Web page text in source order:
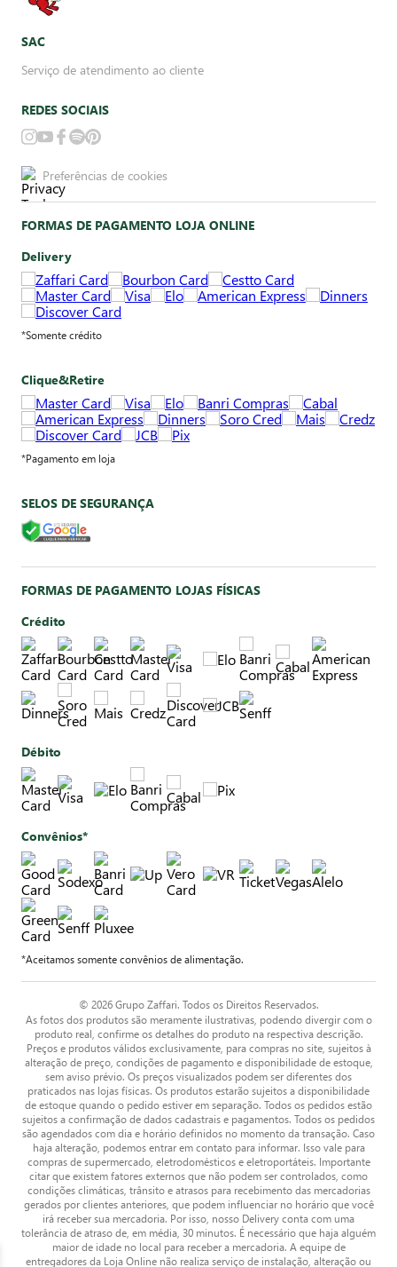
SAC
Serviço de atendimento ao cliente
REDES SOCIAIS
Preferências de cookies
FORMAS DE PAGAMENTO LOJA ONLINE
Delivery
*Somente crédito
Clique&Retire
*Pagamento em loja
SELOS DE SEGURANÇA
FORMAS DE PAGAMENTO LOJAS FÍSICAS
Crédito
Débito
Convênios*
*Aceitamos somente convênios de alimentação.
© 2026 Grupo Zaffari. Todos os Direitos Reservados.
As fotos dos produtos são meramente ilustrativas, podendo divergir com o
produto real, confirme os detalhes do produto na respectiva descrição.
Preços e produtos válidos exclusivamente, para compras no site, sujeitos à
alteração de preço, condições de pagamento e disponibilidade de estoque,
sem aviso prévio. Os preços visualizados podem ser diferentes dos
praticados nas lojas físicas. Os produtos estarão sujeitos a disponibilidade
de estoque quando o pedido estiver em separação. Todos os pedidos estão
sujeitos a confirmação de dados cadastrais e pagamentos. Todos os pedidos
são agendados com dia e horário definidos no momento da transação. Caso
haja alteração, podemos entrar em contato para informar. Isso vale para
compras de supermercado, eletrodomésticos e eletroportáteis. Importante
citar que existem fatores externos que não podem ser controlados, como
condições climáticas, trânsito e atrasos para recebimento das mercadorias
gerados por clientes anteriores, que podem influenciar no horário que você
irá receber sua mercadoria. Por isso, nosso Delivery conta com uma
tolerância de atraso de, em média, 30 minutos. É necessário que haja alguém
maior de idade no local para receber a mercadoria. A equipe de
entregadores da Loja Online não realiza serviço de instalação, alteração ou